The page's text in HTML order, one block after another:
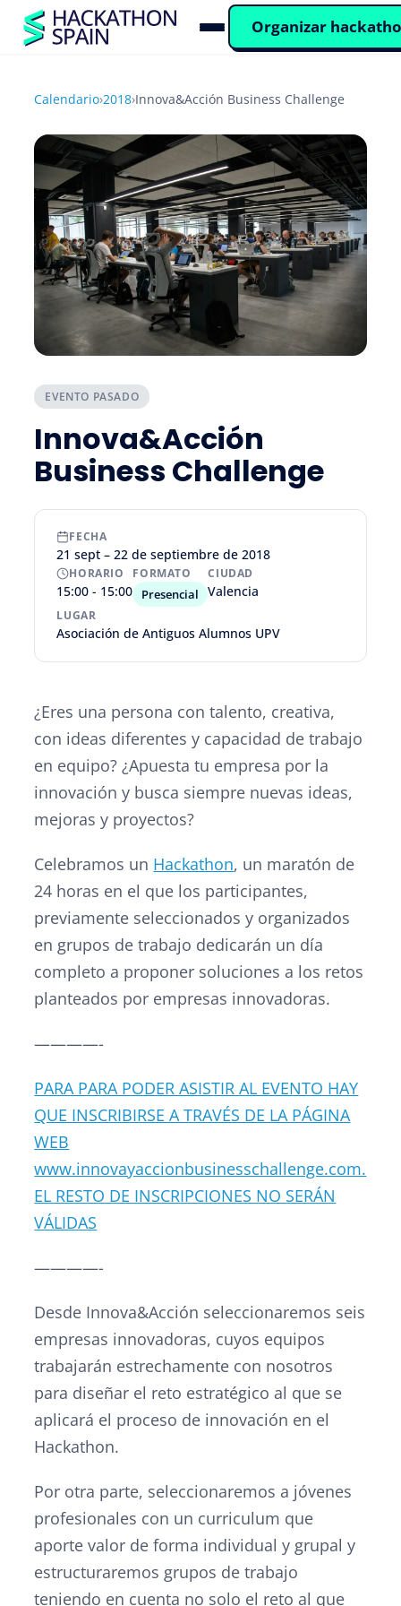
Organizar
Calendario›2018›Innova&Acción Business Challenge
EVENTO PASADO
Innova&Acción
Business Challenge
FECHA
21 sept – 22 de septiembre de 2018
HORARIO
15:00 - 15:00
FORMATO
Presencial
CIUDAD
Valencia
LUGAR
Asociación de Antiguos Alumnos UPV
¿Eres una persona con talento, creativa,
con ideas diferentes y capacidad de trabajo
en equipo? ¿Apuesta tu empresa por la
innovación y busca siempre nuevas ideas,
mejoras y proyectos?
Celebramos un Hackathon, un maratón de
24 horas en el que los participantes,
previamente seleccionados y organizados
en grupos de trabajo dedicarán un día
completo a proponer soluciones a los retos
planteados por empresas innovadoras.
————-
PARA PARA PODER ASISTIR AL EVENTO HAY
QUE INSCRIBIRSE A TRAVÉS DE LA PÁGINA
WEB
www.innovayaccionbusinesschallenge.com.
EL RESTO DE INSCRIPCIONES NO SERÁN
VÁLIDAS
————-
Desde Innova&Acción seleccionaremos seis
empresas innovadoras, cuyos equipos
trabajarán estrechamente con nosotros
para diseñar el reto estratégico al que se
aplicará el proceso de innovación en el
Hackathon.
Por otra parte, seleccionaremos a jóvenes
profesionales con un curriculum que
aporte valor de forma individual y grupal y
estructuraremos grupos de trabajo
teniendo en cuenta no solo el reto al que